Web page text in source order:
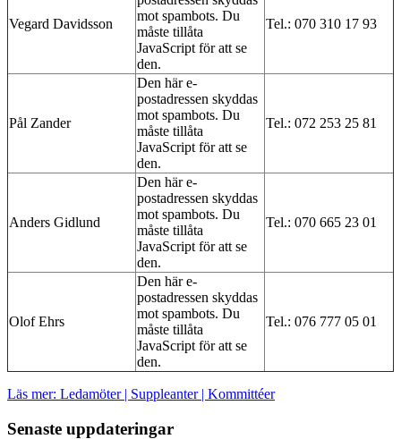
Vegard Davidsson
mot spambots. Du
måste tillåta
JavaScript för att se
den.
Tel.: 070 310 17 93
Pål Zander
Den här e-
postadressen skyddas
mot spambots. Du
måste tillåta
JavaScript för att se
den.
Tel.: 072 253 25 81
Anders Gidlund
Den här e-
postadressen skyddas
mot spambots. Du
måste tillåta
JavaScript för att se
den.
Tel.: 070 665 23 01
Olof Ehrs
Den här e-
postadressen skyddas
mot spambots. Du
måste tillåta
JavaScript för att se
den.
Tel.: 076 777 05 01
Läs mer: Ledamöter | Suppleanter | Kommittéer
Senaste uppdateringar